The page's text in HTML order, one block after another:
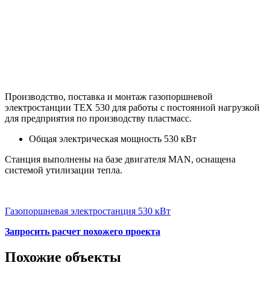
Производство, поставка и монтаж газопоршневой
электростанции ТЕХ 530 для работы с постоянной нагрузкой
для предприятия по производству пластмасс.
Общая электрическая мощность 530 кВт
Станция выполнены на базе двигателя MAN, оснащена
системой утилизации тепла.
Газопоршневая электростанция 530 кВт
Запросить расчет похожего проекта
Похожие объекты